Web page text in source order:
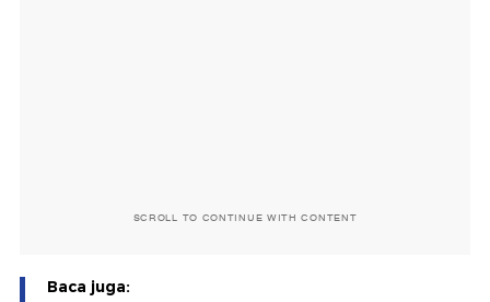
SCROLL TO CONTINUE WITH CONTENT
Baca juga: